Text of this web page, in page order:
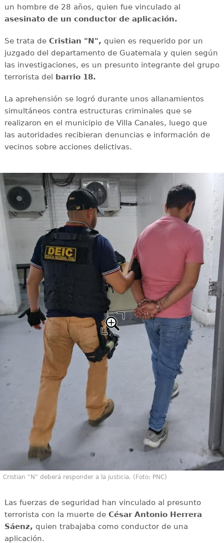
un hombre de 28 años, quien fue vinculado al
asesinato de un conductor de aplicación.
Se trata de Cristian "N", quien es requerido por un
juzgado del departamento de Guatemala y quien según
las investigaciones, es un presunto integrante del grupo
terrorista del barrio 18.
La aprehensión se logró durante unos allanamientos
simultáneos contra estructuras criminales que se
realizaron en el municipio de Villa Canales, luego que
las autoridades recibieran denuncias e información de
vecinos sobre acciones delictivas.
Cristian "N" deberá responder a la justicia. (Foto: PNC)
Las fuerzas de seguridad han vinculado al presunto
terrorista con la muerte de César Antonio Herrera
Sáenz, quien trabajaba como conductor de una
aplicación.